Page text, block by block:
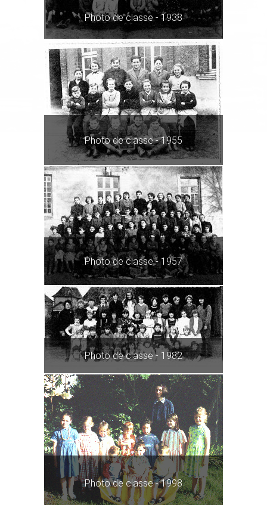
Photo de classe - 1938
Photo de classe - 1955
Photo de classe - 1957
Photo de classe - 1982
Photo de classe - 1998